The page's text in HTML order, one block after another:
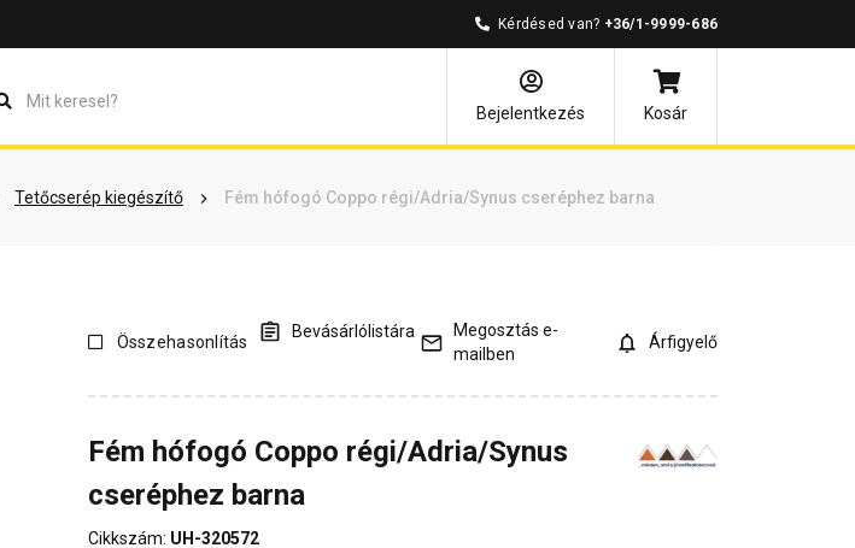
Kérdésed van? +36/1-9999-686
Bejelentkezés
Kosár
Tetőcserép kiegészítő Fém hófogó Coppo régi/Adria/Synus cseréphez barna
Vásárlói vélemények Kérdések és válaszok Kapcsolódó cikkek
Összehasonlítás
Bevásárlólistára
Megosztás e-
mailben
Árfigyelő
Fém hófogó Coppo régi/Adria/Synus
cseréphez barna
Cikkszám: UH-320572